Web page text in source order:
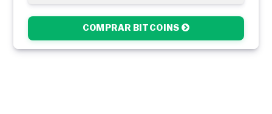
COMPRAR BITCOINS